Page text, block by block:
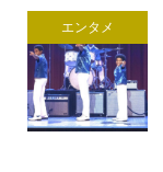
エンタメ